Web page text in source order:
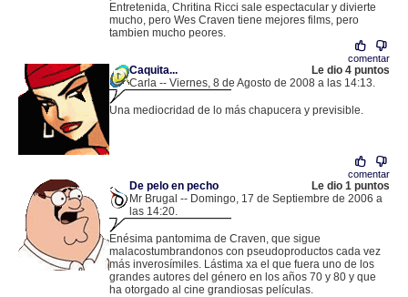
Entretenida, Chritina Ricci sale espectacular y divierte
mucho, pero Wes Craven tiene mejores films, pero
tambien mucho peores.
comentar
Caquita...
Le dio 4 puntos
Carla -- Viernes, 8 de Agosto de 2008 a las 14:13.
Una mediocridad de lo más chapucera y previsible.
comentar
De pelo en pecho
Le dio 1 puntos
Mr Brugal -- Domingo, 17 de Septiembre de 2006 a
las 14:20.
Enésima pantomima de Craven, que sigue
malacostumbrandonos con pseudoproductos cada vez
más inverosímiles. Lástima xa el que fuera uno de los
grandes autores del género en los años 70 y 80 y que
ha otorgado al cine grandiosas películas.